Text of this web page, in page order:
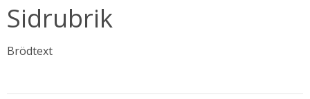
Sidrubrik
Brödtext